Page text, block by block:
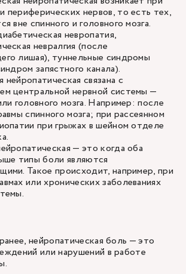
периферических нервов, то есть тех,
вне спинного и головного мозга.
невропатия,
невралгия (после
лишая), туннельные синдромы
запястного канала).
нейропатическая связана с
центральной нервной системы —
головного мозга. Например: после
спинного мозга; при рассеянном
при грыжах в шейном отделе
— это когда оба
типы боли являются
Такое происходит, например, при
или хронических заболеваниях
нейропатическая боль — это
или нарушений в работе